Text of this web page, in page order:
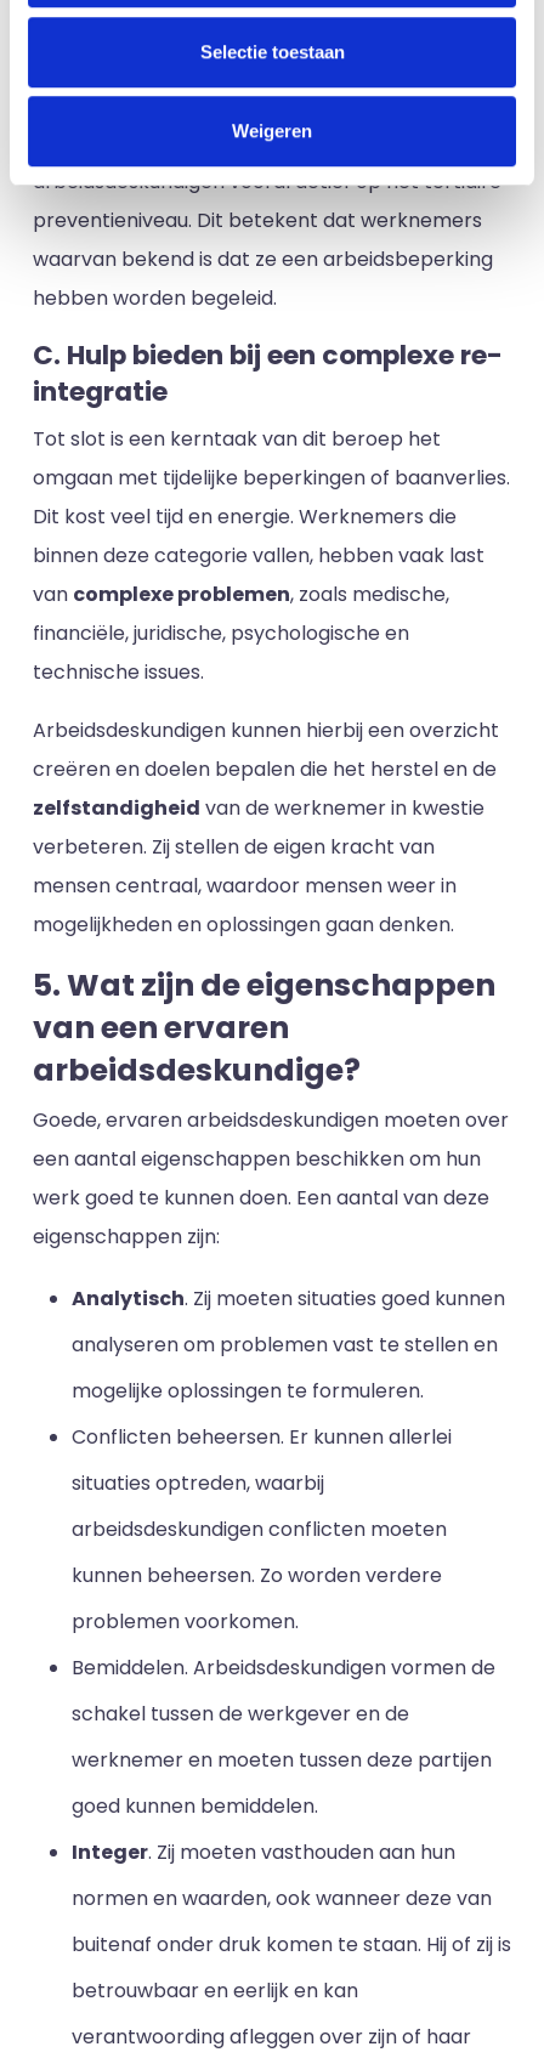
Selectie toestaan
Weigeren
werkvermogen optimaal te benutten. Deze
individuele oplossingen houden rekening met
inkomensgevolgen en sluiten aan bij
mogelijkheden van werkgevers. Hierbij zijn
arbeidsdeskundigen vooral actief op het tertiaire
preventieniveau. Dit betekent dat werknemers
waarvan bekend is dat ze een arbeidsbeperking
hebben worden begeleid.
C. Hulp bieden bij een complexe re-
integratie
Tot slot is een kerntaak van dit beroep het
omgaan met tijdelijke beperkingen of baanverlies.
Dit kost veel tijd en energie. Werknemers die
binnen deze categorie vallen, hebben vaak last
van complexe problemen, zoals medische,
financiële, juridische, psychologische en
technische issues.
Arbeidsdeskundigen kunnen hierbij een overzicht
creëren en doelen bepalen die het herstel en de
zelfstandigheid van de werknemer in kwestie
verbeteren. Zij stellen de eigen kracht van
mensen centraal, waardoor mensen weer in
mogelijkheden en oplossingen gaan denken.
5. Wat zijn de eigenschappen
van een ervaren
arbeidsdeskundige?
Goede, ervaren arbeidsdeskundigen moeten over
een aantal eigenschappen beschikken om hun
werk goed te kunnen doen. Een aantal van deze
eigenschappen zijn:
Analytisch. Zij moeten situaties goed kunnen
analyseren om problemen vast te stellen en
mogelijke oplossingen te formuleren.
Conflicten beheersen. Er kunnen allerlei
situaties optreden, waarbij
arbeidsdeskundigen conflicten moeten
kunnen beheersen. Zo worden verdere
problemen voorkomen.
Bemiddelen. Arbeidsdeskundigen vormen de
schakel tussen de werkgever en de
werknemer en moeten tussen deze partijen
goed kunnen bemiddelen.
Integer. Zij moeten vasthouden aan hun
normen en waarden, ook wanneer deze van
buitenaf onder druk komen te staan. Hij of zij is
betrouwbaar en eerlijk en kan
verantwoording afleggen over zijn of haar